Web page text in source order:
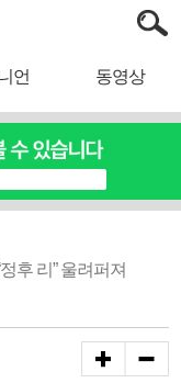
언 동영상
후 리” 울려퍼져